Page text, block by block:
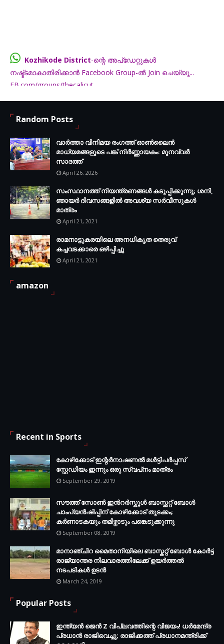
-ന്റെ അപ്ഡേറ്റുകൾ
നഷ്ട്ടമാകാതിരിക്കാൻ Facebook Group-ൽ Join ചെയ്യൂ...
Random Posts
വാർത്താ വിനിമയ രംഗത്ത് ഓൺലൈൻ
മാധ്യമങ്ങളുടെ പങ്ക് നിർണ്ണായകം: മുനവ്വർ
സാദത്ത്
April 26, 2026
സംസ്ഥാനത്ത് നിയന്ത്രണങ്ങള്‍ കടുപ്പിക്കുന്നു; ശനി,
ഞായര്‍ ദിവസങ്ങളില്‍ അവശ്യ സര്‍വീസുകള്‍
മാത്രം
April 21, 2021
രാമനാട്ടുകരയിലെ അനധികൃത തെരുവ്
കച്ചവടക്കാരെ ഒഴിപ്പിച്ചു
April 21, 2021
amazon
Recent in Sports
കോഴിക്കോട് ഇന്റര്‍നാഷണല്‍ മള്‍ട്ടിപര്‍പ്പസ്
സ്റ്റേഡിയം ഇന്നും ഒരു സ്വപ്‌നം മാത്രം
September 29, 2019
സൗത്ത് സോണ്‍ ഇന്‍റര്‍സ്കൂള്‍ ബാസ്ക്കറ്റ് ബോൾ
ചാംപ്യന്‍ഷിപ്പിന് കോഴിക്കോട് തുടക്കം;
കർണാടകയും തമിഴ്നാടും പങ്കെടുക്കുന്നു
September 08, 2019
മാനാഞ്ചിറ മൈതാനിയിലെ ബാസ്കറ്റ് ബോള്‍ കോര്‍ട്ട്
രാജ്യാന്തര നിലവാരത്തിലേക്ക് ഉയര്‍ത്തൽ
നടപടികള്‍ ഉടന്‍
March 24, 2019
Popular Posts
ഇന്ത്യൻ ജെൻ Z വിപ്ലവത്തിന്റെ വിജയം! ധർമേന്ദ്ര
പ്രധാൻ രാജിവെച്ചു; രാജിക്കത്ത് പ്രധാനമന്ത്രിക്ക്